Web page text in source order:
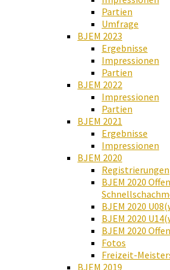
Partien
Umfrage
BJEM 2023
Ergebnisse
Impressionen
Partien
BJEM 2022
Impressionen
Partien
BJEM 2021
Ergebnisse
Impressionen
BJEM 2020
Registrierungen
BJEM 2020
BJEM 2020
BJEM 2020
BJEM 2020
Fotos
Freizeit-
BJEM 2019